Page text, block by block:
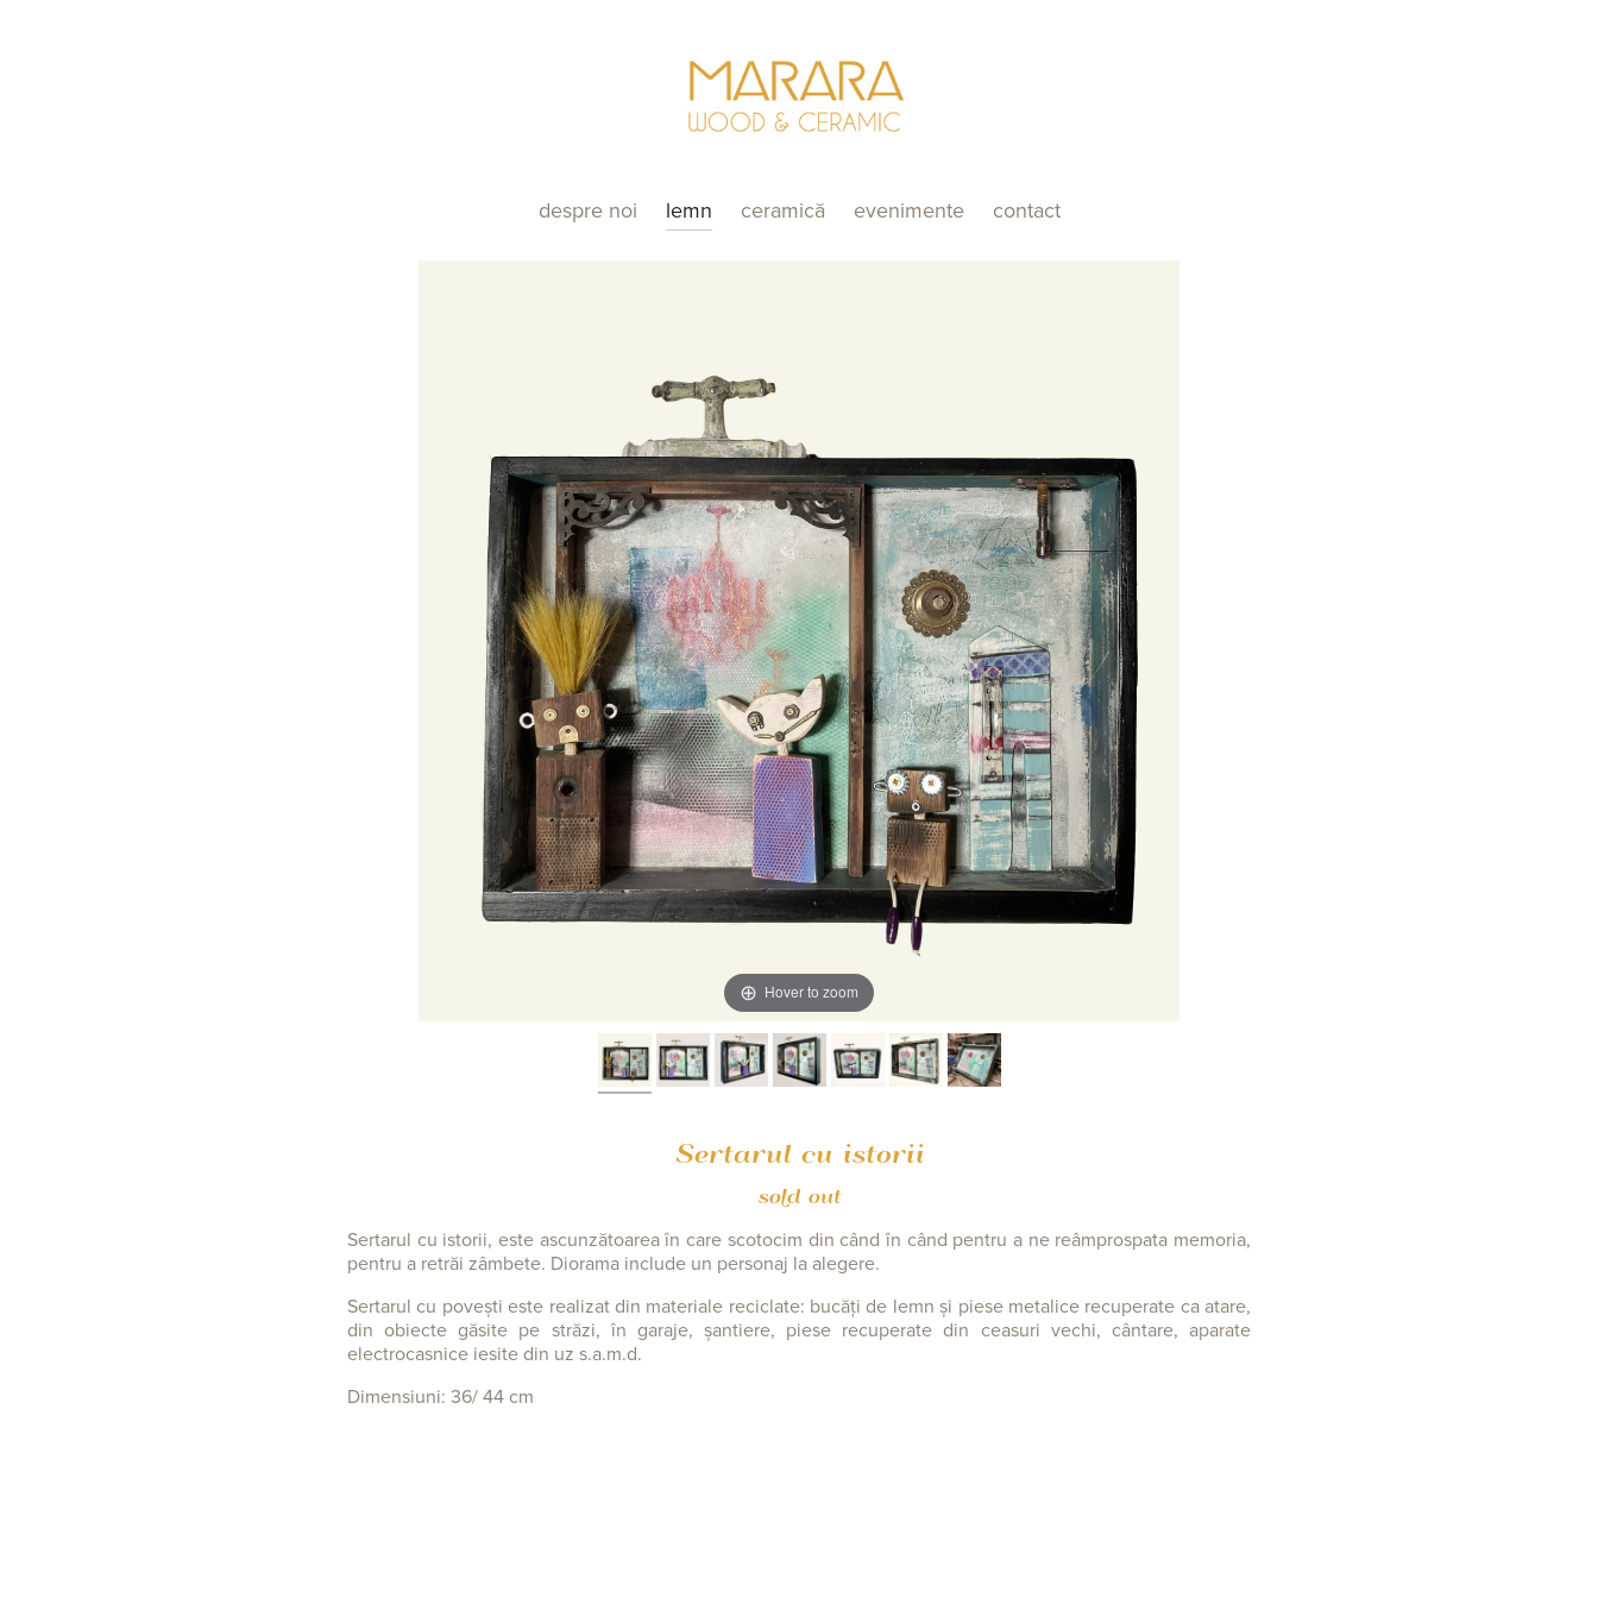
despre noi lemn ceramică evenimente contact
Hover to zoom
Sertarul cu istorii
sold out
Sertarul cu istorii, este ascunzătoarea în care scotocim din când în când pentru a ne reâmprospata memoria,
pentru a retrăi zâmbete. Diorama include un personaj la alegere.
Sertarul cu povești este realizat din materiale reciclate: bucăți de lemn și piese metalice recuperate ca atare,
din obiecte găsite pe străzi, în garaje, șantiere, piese recuperate din ceasuri vechi, cântare, aparate
electrocasnice iesite din uz s.a.m.d.
Dimensiuni: 36/ 44 cm